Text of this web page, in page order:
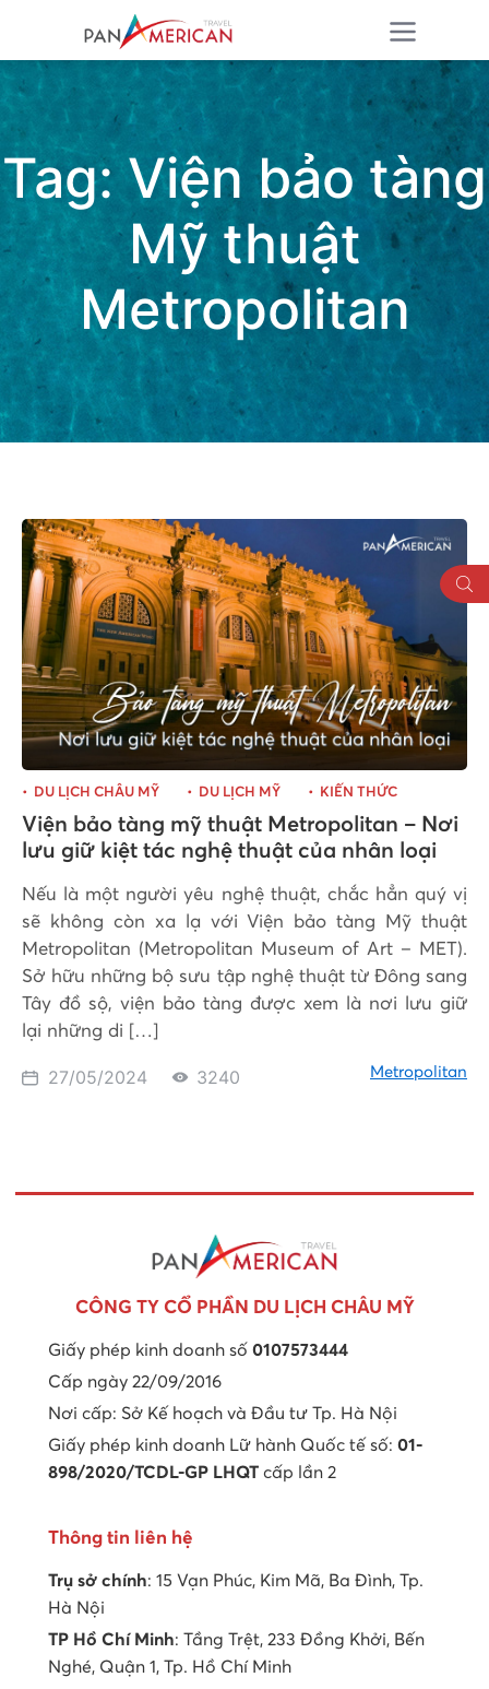
Tag:Viện bảo tàng
Mỹ thuật
Metropolitan
DU LỊCH CHÂU MỸ DU LỊCH MỸ KIẾN THỨC
Viện bảo tàng mỹ thuật Metropolitan – Nơi
lưu giữ kiệt tác nghệ thuật của nhân loại
Nếu là một người yêu nghệ thuật, chắc hẳn quý vị
sẽ không còn xa lạ với Viện bảo tàng Mỹ thuật
Metropolitan (Metropolitan Museum of Art – MET).
Sở hữu những bộ sưu tập nghệ thuật từ Đông sang
Tây đồ sộ, viện bảo tàng được xem là nơi lưu giữ
lại những di […]
27/05/2024 3240 Metropolitan
CÔNG TY CỔ PHẦN DU LỊCH CHÂU MỸ
Giấy phép kinh doanh số 0107573444
Cấp ngày 22/09/2016
Nơi cấp: Sở Kế hoạch và Đầu tư Tp. Hà Nội
Giấy phép kinh doanh Lữ hành Quốc tế số: 01-
898/2020/TCDL-GP LHQT cấp lần 2
Thông tin liên hệ
Trụ sở chính: 15 Vạn Phúc, Kim Mã, Ba Đình, Tp.
Hà Nội
TP Hồ Chí Minh: Tầng Trệt, 233 Đồng Khởi, Bến
Nghé, Quận 1, Tp. Hồ Chí Minh